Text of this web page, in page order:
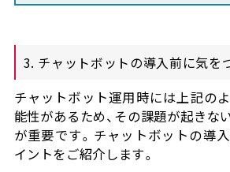
3. チャットボットの導入前に気を
チャットボット運用時には上記の
能性があるため、その課題が起きな
が重要です。チャットボットの導
イントをご紹介します。